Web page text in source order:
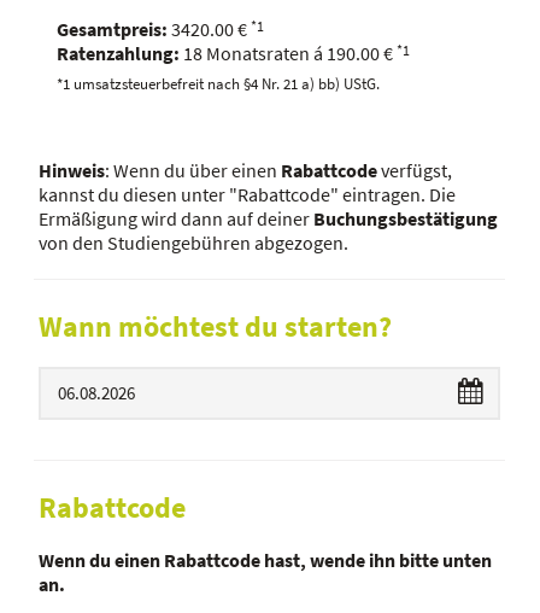
Gesamtpreis:3420.00€*1
Ratenzahlung: 18 Monatsraten á 190.00€*1
*1 umsatzsteuerbefreit nach §4 Nr. 21 a) bb) UStG.
Hinweis: Wenn du über einen Rabattcodeverfügst,
kannst du diesen unter "Rabattcode" eintragen. Die
Ermäßigung wird dann auf deiner Buchungsbestätigung
von den Studiengebühren abgezogen.
Wann möchtest du starten?
Rabattcode
Wenn du einen Rabattcode hast, wende ihn bitte unten
an.